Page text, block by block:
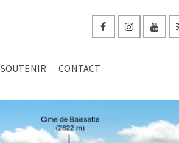
SOUTENIR CONTACT